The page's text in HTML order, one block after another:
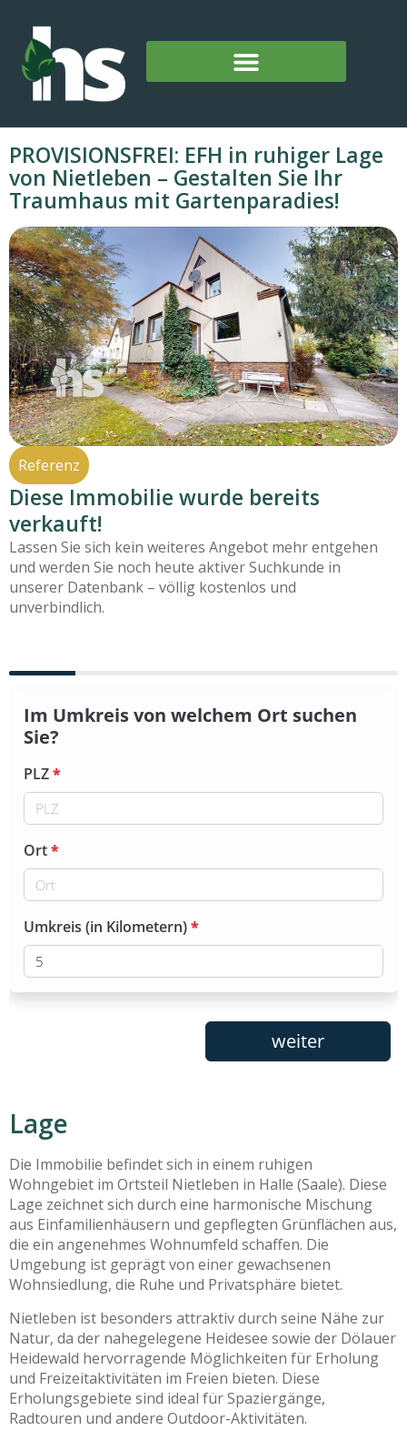
PROVISIONSFREI: EFH in ruhiger Lage
von Nietleben – Gestalten Sie Ihr
Traumhaus mit Gartenparadies!
Referenz
Diese Immobilie wurde bereits
verkauft!
Lassen Sie sich kein weiteres Angebot mehr entgehen
und werden Sie noch heute aktiver Suchkunde in
unserer Datenbank – völlig kostenlos und
unverbindlich.
Lage
Die Immobilie befindet sich in einem ruhigen
Wohngebiet im Ortsteil Nietleben in Halle (Saale). Diese
Lage zeichnet sich durch eine harmonische Mischung
aus Einfamilienhäusern und gepflegten Grünflächen aus,
die ein angenehmes Wohnumfeld schaffen. Die
Umgebung ist geprägt von einer gewachsenen
Wohnsiedlung, die Ruhe und Privatsphäre bietet.
Nietleben ist besonders attraktiv durch seine Nähe zur
Natur, da der nahegelegene Heidesee sowie der Dölauer
Heidewald hervorragende Möglichkeiten für Erholung
und Freizeitaktivitäten im Freien bieten. Diese
Erholungsgebiete sind ideal für Spaziergänge,
Radtouren und andere Outdoor-Aktivitäten.